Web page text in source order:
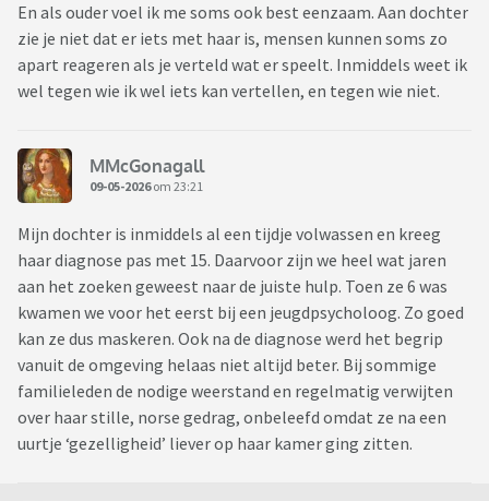
En als ouder voel ik me soms ook best eenzaam. Aan dochter
zie je niet dat er iets met haar is, mensen kunnen soms zo
apart reageren als je verteld wat er speelt. Inmiddels weet ik
wel tegen wie ik wel iets kan vertellen, en tegen wie niet.
MMcGonagall
09-05-2026om 23:21
Mijn dochter is inmiddels al een tijdje volwassen en kreeg
haar diagnose pas met 15. Daarvoor zijn we heel wat jaren
aan het zoeken geweest naar de juiste hulp. Toen ze 6 was
kwamen we voor het eerst bij een jeugdpsycholoog. Zo goed
kan ze dus maskeren. Ook na de diagnose werd het begrip
vanuit de omgeving helaas niet altijd beter. Bij sommige
familieleden de nodige weerstand en regelmatig verwijten
over haar stille, norse gedrag, onbeleefd omdat ze na een
uurtje ‘gezelligheid’ liever op haar kamer ging zitten.